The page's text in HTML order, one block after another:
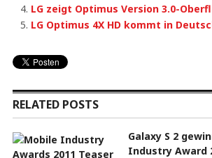
LG zeigt Optimus Version 3.0-
LG Optimus 4X HD kommt in
RELATED POSTS
Galaxy S 2
Industry Award